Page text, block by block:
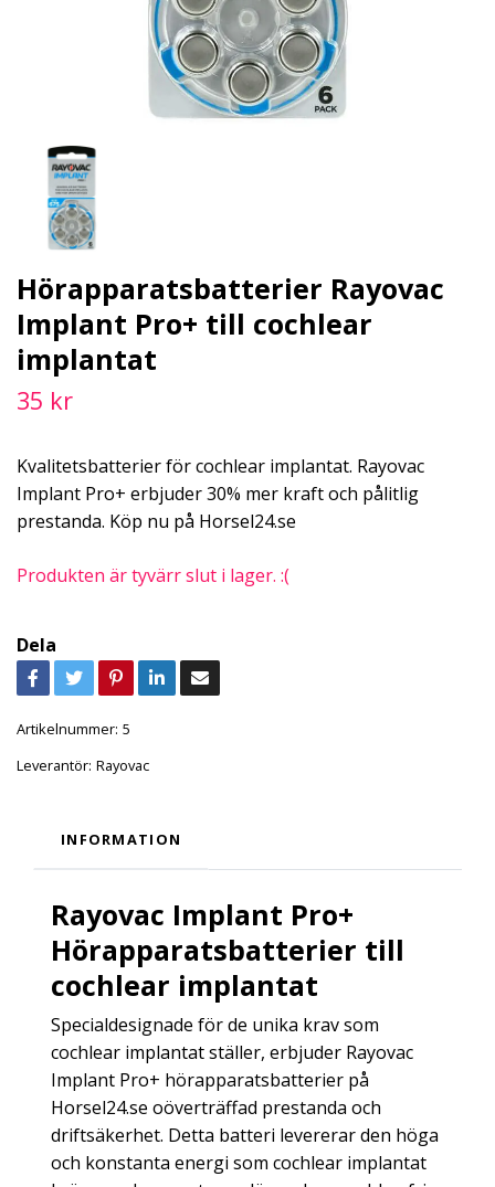
Hörapparatsbatterier Rayovac
Implant Pro+ till cochlear
implantat
35 kr
Kvalitetsbatterier för cochlear implantat. Rayovac
Implant Pro+ erbjuder 30% mer kraft och pålitlig
prestanda. Köp nu på Horsel24.se
Produkten är tyvärr slut i lager. :(
Dela
Artikelnummer: 5
Leverantör: Rayovac
INFORMATION
Rayovac Implant Pro+
Hörapparatsbatterier till
cochlear implantat
Specialdesignade för de unika krav som
cochlear implantat ställer, erbjuder Rayovac
Implant Pro+ hörapparatsbatterier på
Horsel24.se oöverträffad prestanda och
driftsäkerhet. Detta batteri levererar den höga
och konstanta energi som cochlear implantat